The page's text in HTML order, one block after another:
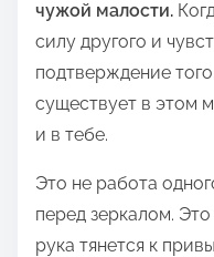
чужой малости.
силу другого и
подтверждение
существует в этом
и в тебе.
Это не работа
перед зеркалом.
рука тянется к